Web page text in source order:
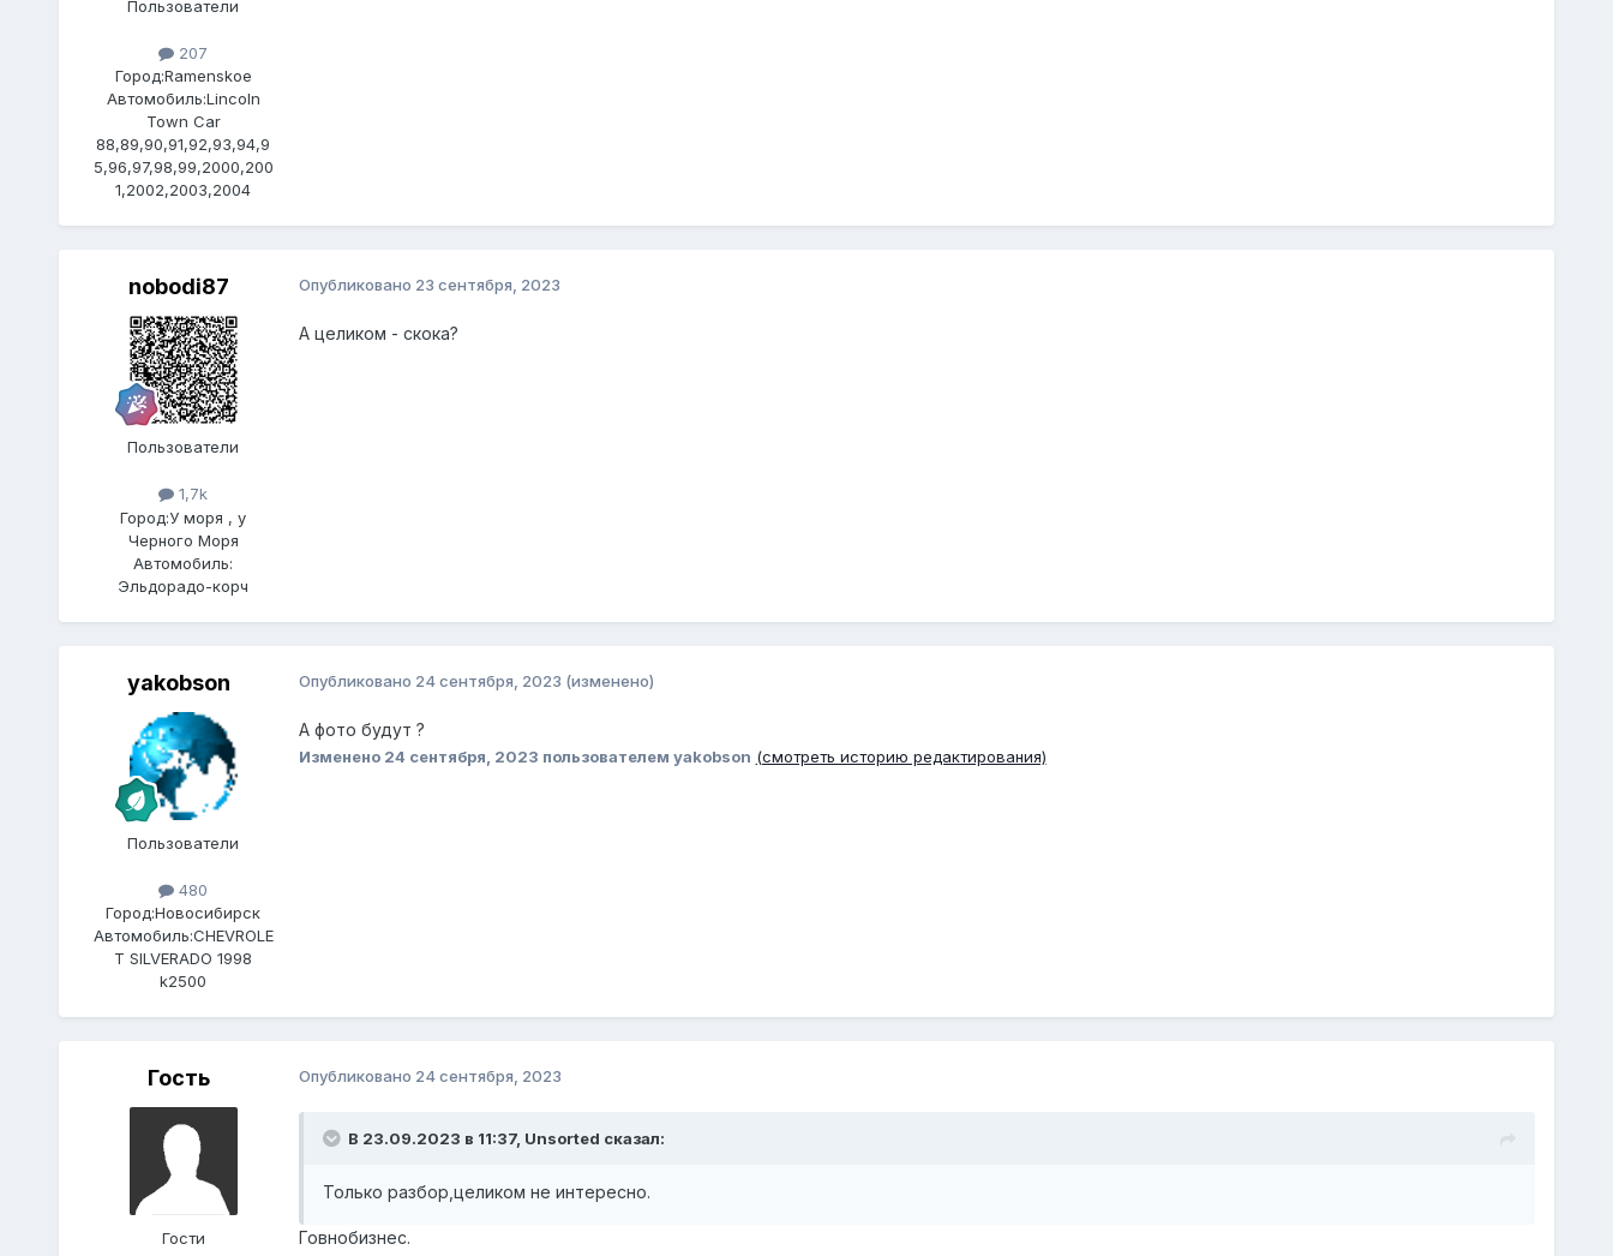
Пользователи
207
Город:Ramenskoe
Автомобиль:Lincoln
Town Car
88,89,90,91,92,93,94,9
5,96,97,98,99,2000,200
1,2002,2003,2004
nobodi87
Пользователи
1,7k
Город:У моря , у
Черного Моря
Автомобиль:
Эльдорадо-корч
Опубликовано 23 сентября, 2023
А целиком - скока?
yakobson
Пользователи
480
Город:Новосибирск
Автомобиль:CHEVROLE
T SILVERADO 1998
k2500
Опубликовано 24 сентября, 2023 (изменено)
А фото будут ?
Изменено 24 сентября, 2023 пользователем yakobson (смотреть историю редактирования)
Гость
Гости
Опубликовано 24 сентября, 2023
В 23.09.2023 в 11:37, Unsorted сказал:
Только разбор,целиком не интересно.
Говнобизнес.